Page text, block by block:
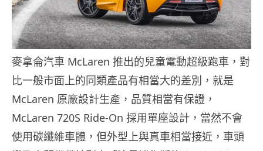
麥拿侖汽車 McLaren 推出的兒童電動超級跑車，對
比一般市面上的同類產品有相當大的差別，就是
McLaren 原廠設計生產，品質相當有保證，
McLaren 720S Ride-On 採用單座設計，當然不會
使用碳纖維車體，但外型上與真車相當接近，車頭